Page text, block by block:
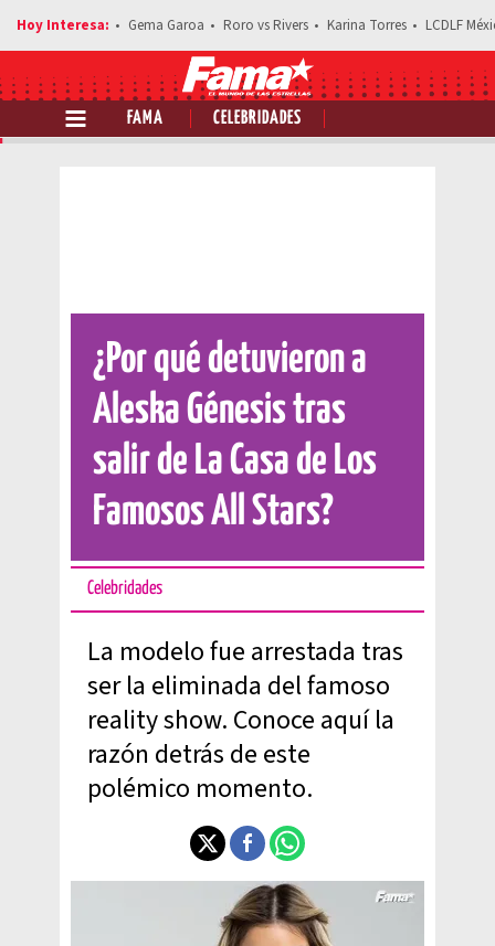
Gema Garoa Roro vs Rivers Karina Torres LCDLF
FAMA CELEBRIDADES
Comparte esta noticia
¿Por qué detuvieron a
Aleska Génesis tras
salir de La Casa de Los
Famosos All Stars?
Celebridades
La modelo fue arrestada tras
ser la eliminada del famoso
reality show. Conoce aquí la
razón detrás de este
polémico momento.